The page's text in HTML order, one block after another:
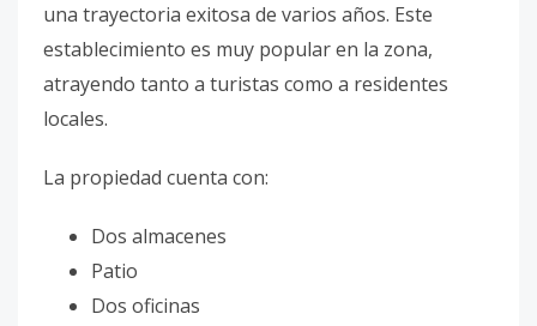
una trayectoria exitosa de varios años. Este
establecimiento es muy popular en la zona,
atrayendo tanto a turistas como a residentes
locales.
La propiedad cuenta con:
Dos almacenes
Patio
Dos oficinas